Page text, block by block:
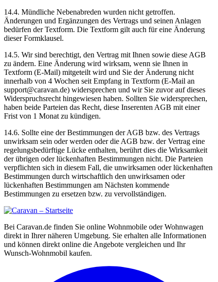
14.4. Mündliche Nebenabreden wurden nicht getroffen.
Änderungen und Ergänzungen des Vertrags und seinen Anlagen
bedürfen der Textform. Die Textform gilt auch für eine Änderung
dieser Formklausel.
14.5. Wir sind berechtigt, den Vertrag mit Ihnen sowie diese AGB
zu ändern. Eine Änderung wird wirksam, wenn sie Ihnen in
Textform (E-Mail) mitgeteilt wird und Sie der Änderung nicht
innerhalb von 4 Wochen seit Empfang in Textform (E-Mail an
support@caravan.de) widersprechen und wir Sie zuvor auf dieses
Widerspruchsrecht hingewiesen haben. Sollten Sie widersprechen,
haben beide Parteien das Recht, diese Inserenten AGB mit einer
Frist von 1 Monat zu kündigen.
14.6. Sollte eine der Bestimmungen der AGB bzw. des Vertrags
unwirksam sein oder werden oder die AGB bzw. der Vertrag eine
regelungsbedürftige Lücke enthalten, berührt dies die Wirksamkeit
der übrigen oder lückenhaften Bestimmungen nicht. Die Parteien
verpflichten sich in diesem Fall, die unwirksamen oder lückenhaften
Bestimmungen durch wirtschaftlich den unwirksamen oder
lückenhaften Bestimmungen am Nächsten kommende
Bestimmungen zu ersetzen bzw. zu vervollständigen.
Bei Caravan.de finden Sie online Wohnmobile oder Wohnwagen
direkt in Ihrer näheren Umgebung. Sie erhalten alle Informationen
und können direkt online die Angebote vergleichen und Ihr
Wunsch-Wohnmobil kaufen.